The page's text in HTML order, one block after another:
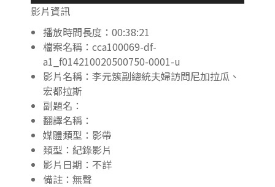
影片資訊
播放時間長度：00:38:21
檔案名稱：cca100069-df-
a1_f014210020500750-0001-u
影片名稱：李元簇副總統夫婦訪問尼加拉瓜、
宏都拉斯
副題名：
翻譯名稱：
媒體類型：影帶
類型：紀錄影片
影片日期：不詳
備註：無聲